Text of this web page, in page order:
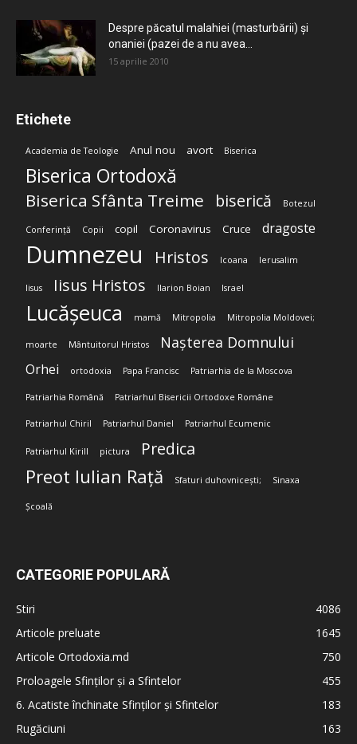
Despre păcatul malahiei (masturbării) şi
onaniei (pazei de a nu avea...
15 aprilie 2010
Etichete
Academia de Teologie Anul nou avort Biserica
Biserica Ortodoxă
Biserica Sfânta Treime biserică Botezul
Conferință Copii copil Coronavirus Cruce dragoste
Dumnezeu Hristos Icoana Ierusalim
Iisus Iisus Hristos Ilarion Boian Israel
Lucășeuca mamă Mitropolia Mitropolia Moldovei;
moarte Mântuitorul Hristos Nașterea Domnului
Orhei ortodoxia Papa Francisc Patriarhia de la Moscova
Patriarhia Română Patriarhul Bisericii Ortodoxe Române
Patriarhul Chiril Patriarhul Daniel Patriarhul Ecumenic
Patriarhul Kirill pictura Predica
Preot Iulian Rață Sfaturi duhovnicești; Sinaxa
Școală
CATEGORIE POPULARĂ
Stiri
4086
Articole preluate
1645
Articole Ortodoxia.md
750
Proloagele Sfinților și a Sfintelor
455
6. Acatiste închinate Sfinților și Sfintelor
183
Rugăciuni
163